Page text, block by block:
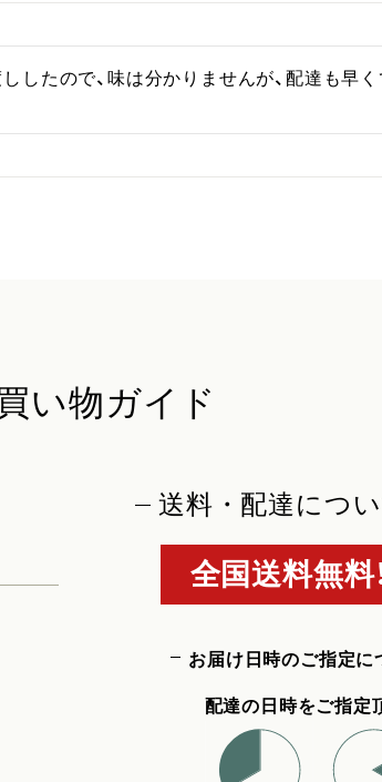
したので、味は分かりませんが、配達も早く
い物ガイド
送料・配達につ
全国送料無料
お届け日時のご指定に
配達の日時をご指定